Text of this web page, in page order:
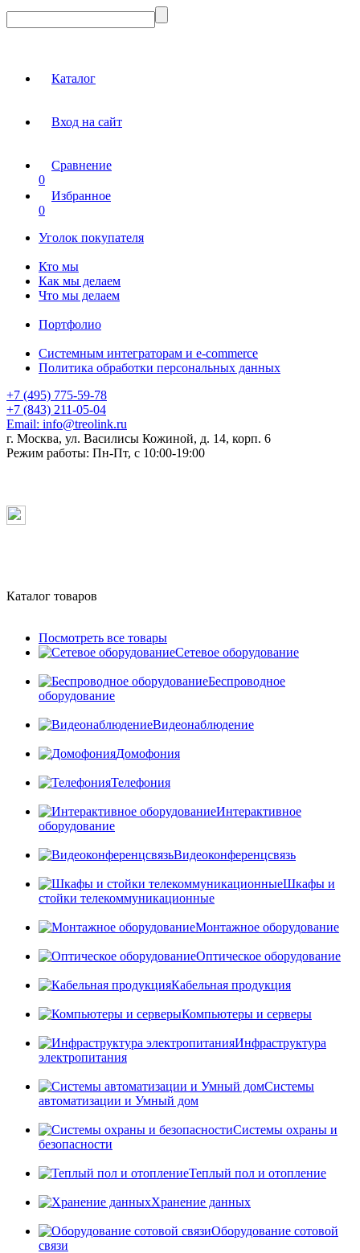
Каталог
Вход на сайт
Сравнение
0
Избранное
0
Уголок покупателя
Кто мы
Как мы делаем
Что мы делаем
Портфолио
Системным интеграторам и e-commerce
Политика обработки персональных данных
+7 (495) 775-59-78
+7 (843) 211-05-04
Email: info@treolink.ru
г. Москва, ул. Василисы Кожиной, д. 14, корп. 6
Режим работы: Пн-Пт, с 10:00-19:00
Каталог товаров
Посмотреть все товары
Сетевое оборудование
Беспроводное
оборудование
Видеонаблюдение
Домофония
Телефония
Интерактивное
оборудование
Видеоконференцсвязь
Шкафы и
стойки телекоммуникационные
Монтажное оборудование
Оптическое оборудование
Кабельная продукция
Компьютеры и серверы
Инфраструктура
электропитания
Системы
автоматизации и Умный дом
Системы охраны и
безопасности
Теплый пол и отопление
Хранение данных
Оборудование сотовой
связи